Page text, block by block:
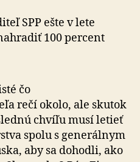
SPP ešte v lete
100 percent
čo
rečí okolo, ale skutok
chvíľu musí letieť
spolu s generálnym
aby sa dohodli, ako